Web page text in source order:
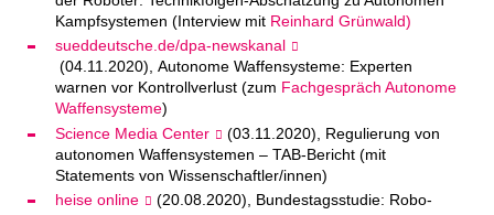
Kampfsystemen (Interview mit Reinhard Grünwald)
sueddeutsche.de/dpa-newskanal
(04.11.2020), Autonome Waffensysteme: Experten
warnen vor Kontrollverlust (zum Fachgespräch Autonome
Waffensysteme)
Science Media Center
(03.11.2020), Regulierung von
autonomen Waffensystemen – TAB-Bericht (mit
Statements von Wissenschaftler/innen)
heise online
(20.08.2020), Bundestagsstudie: Robo-